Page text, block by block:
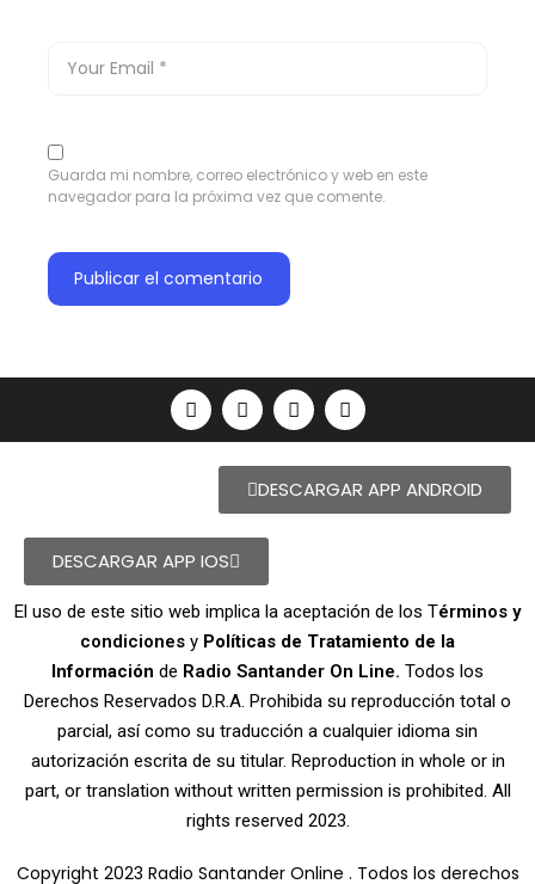
Guarda mi nombre, correo electrónico y web en este
navegador para la próxima vez que comente.
DESCARGAR APP ANDROID
DESCARGAR APP IOS
El uso de este sitio web implica la aceptación de los Términos y
condiciones y Políticas de Tratamiento de la
Información de Radio Santander On Line. Todos los
Derechos Reservados D.R.A. Prohibida su reproducción total o
parcial, así como su traducción a cualquier idioma sin
autorización escrita de su titular. Reproduction in whole or in
part, or translation without written permission is prohibited. All
rights reserved 2023.
Copyright 2023 Radio Santander Online . Todos los derechos